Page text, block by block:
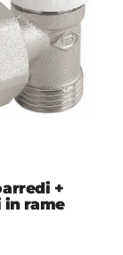
+
in rame